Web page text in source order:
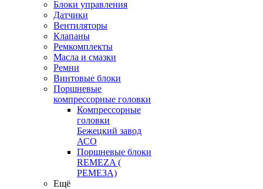
Блоки управления
Датчики
Вентиляторы
Клапаны
Ремкомплекты
Масла и смазки
Ремни
Винтовые блоки
Поршневые
компрессорные головки
Компрессорные
головки
Бежецкий завод
АСО
Поршневые блоки
REMEZA (
РЕМЕЗА)
Ещё